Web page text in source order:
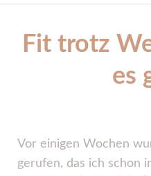
Fit trotz
es
Vor einigen Wochen
gerufen, das ich schon